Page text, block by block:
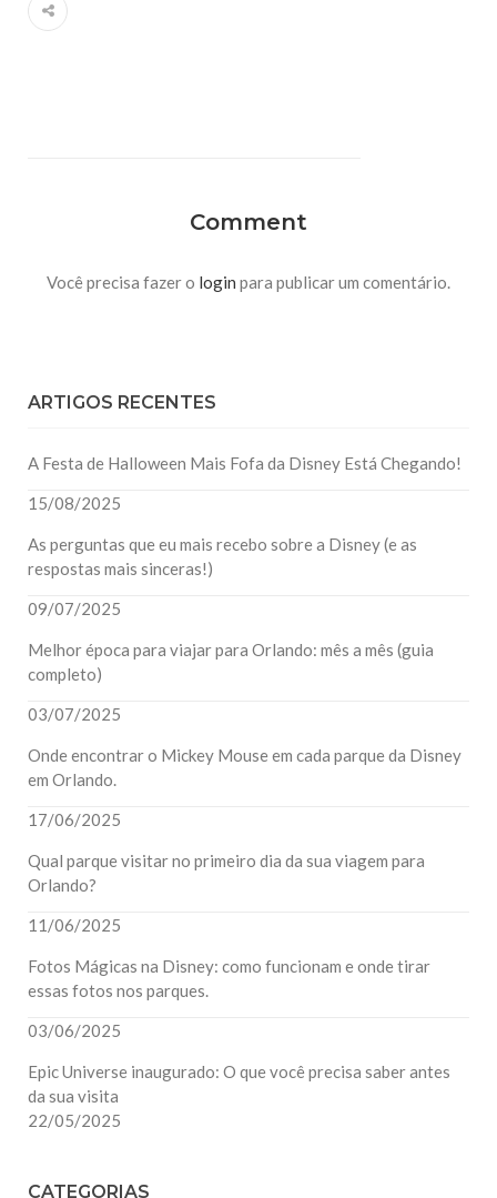
Comment
Você precisa fazer o login para publicar um comentário.
ARTIGOS RECENTES
A Festa de Halloween Mais Fofa da Disney Está Chegando!
15/08/2025
As perguntas que eu mais recebo sobre a Disney (e as
respostas mais sinceras!)
09/07/2025
Melhor época para viajar para Orlando: mês a mês (guia
completo)
03/07/2025
Onde encontrar o Mickey Mouse em cada parque da Disney
em Orlando.
17/06/2025
Qual parque visitar no primeiro dia da sua viagem para
Orlando?
11/06/2025
Fotos Mágicas na Disney: como funcionam e onde tirar
essas fotos nos parques.
03/06/2025
Epic Universe inaugurado: O que você precisa saber antes
da sua visita
22/05/2025
CATEGORIAS